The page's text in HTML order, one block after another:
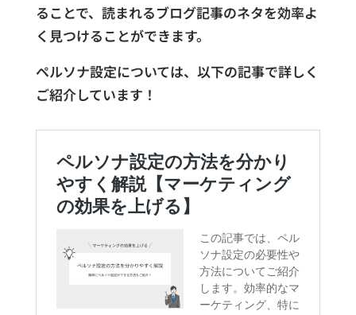
ることで、読まれるブログ記事のネタを効率よ
く見つけることができます。
ペルソナ設定については、以下の記事で詳しく
ご紹介しています！